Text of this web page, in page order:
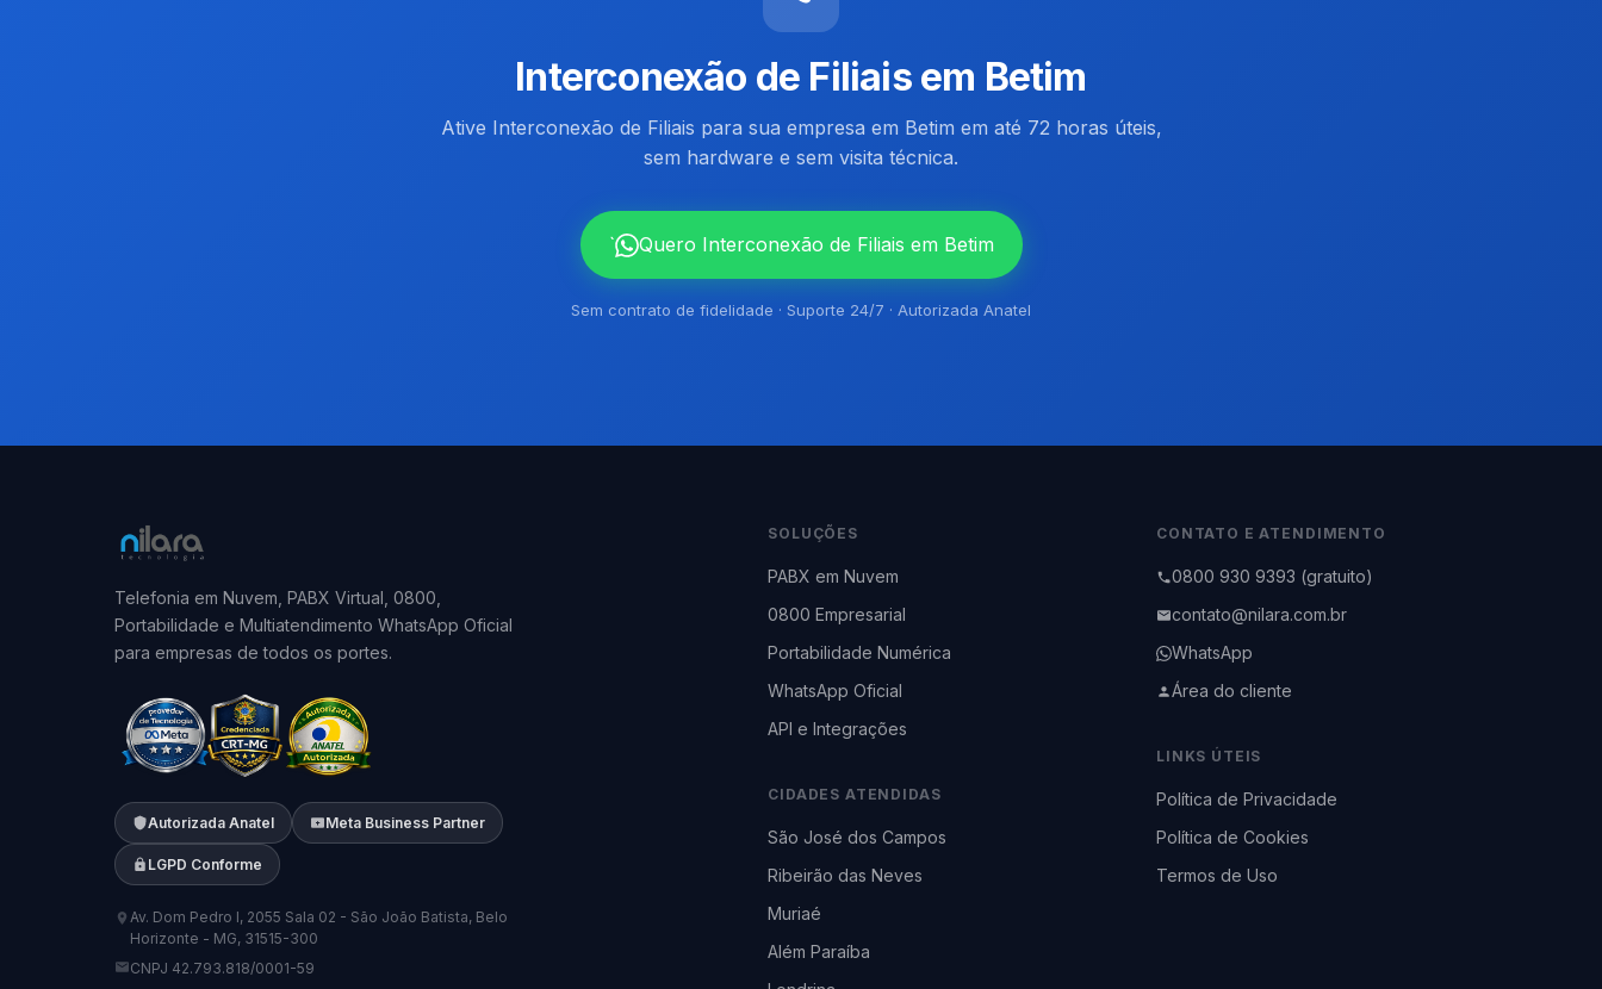
Interconexão de Filiais em Betim
Ative Interconexão de Filiais para sua empresa em Betim em até 72 horas úteis,
sem hardware e sem visita técnica.
` Quero Interconexão de Filiais em Betim
Sem contrato de fidelidade · Suporte 24/7 · Autorizada Anatel
Telefonia em Nuvem, PABX Virtual, 0800,
Portabilidade e Multiatendimento WhatsApp Oficial
para empresas de todos os portes.
Autorizada Anatel Meta Business Partner
LGPD Conforme
Av. Dom Pedro I, 2055 Sala 02 - São João Batista, Belo
Horizonte - MG, 31515-300
CNPJ 42.793.818/0001-59
SOLUÇÕES
PABX em Nuvem
0800 Empresarial
Portabilidade Numérica
WhatsApp Oficial
API e Integrações
CIDADES ATENDIDAS
São José dos Campos
Ribeirão das Neves
Muriaé
Além Paraíba
CONTATO E ATENDIMENTO
0800 930 9393 (gratuito)
contato@nilara.com.br
WhatsApp
Área do cliente
LINKS ÚTEIS
Política de Privacidade
Política de Cookies
Termos de Uso